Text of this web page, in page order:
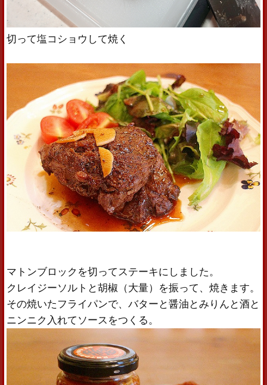
切って塩コショウして焼く
マトンブロックを切ってステーキにしました。
クレイジーソルトと胡椒（大量）を振って、焼きます。
その焼いたフライパンで、バターと醤油とみりんと酒と
ニンニク入れてソースをつくる。